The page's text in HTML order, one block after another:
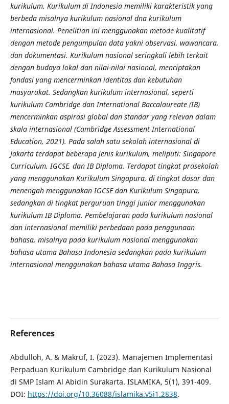
kurikulum. Kurikulum di Indonesia memiliki karakteristik yang
berbeda misalnya kurikulum nasional dna kurikulum
internasional. Penelitian ini menggunakan metode kualitatif
dengan metode pengumpulan data yakni observasi, wawancara,
dan dokumentasi. Kurikulum nasional seringkali lebih terkait
dengan budaya lokal dan nilai-nilai nasional, menciptakan
fondasi yang mencerminkan identitas dan kebutuhan
masyarakat. Sedangkan kurikulum internasional, seperti
kurikulum Cambridge dan International Baccalaureate (IB)
mencerminkan aspirasi global dan standar yang relevan dalam
skala internasional (Cambridge Assessment International
Education, 2021). Pada salah satu sekolah internasional di
Jakarta terdapat beberapa jenis kurikulum, meliputi: Singapore
Curriculum, IGCSE, dan IB Diploma. Terdapat tingkat prasekolah
yang menggunakan Kurikulum Singapura, di tingkat dasar dan
menengah menggunakan IGCSE dan Kurikulum Singapura,
sedangkan di tingkat perguruan tinggi junior menggunakan
kurikulum IB Diploma. Pembelajaran pada kurikulum nasional
dan internasional memiliki perbedaan pada penggunaan
bahasa, misalnya pada kurikulum nasional menggunakan
bahasa utama Bahasa Indonesia sedangkan pada kurikulum
internasional menggunakan bahasa utama Bahasa Inggris.
References
Abdulloh, A. & Makruf, I. (2023). Manajemen Implementasi
Perpaduan Kurikulum Cambridge dan Kurikulum Nasional
di SMP Islam Al Abidin Surakarta. ISLAMIKA, 5(1), 391-409.
DOI: https://doi.org/10.36088/islamika.v5i1.2838.